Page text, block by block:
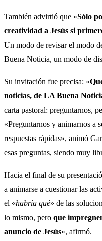
También advirtió que «Sólo
creatividad a Jesús si
Un modo de revisar el modo
Buena Noticia, un modo de
Su invitación fue precisa: «
noticias, de LA Buena
carta pastoral: preguntarnos,
«Preguntarnos y animarnos a
respuestas rápidas», animó
esas preguntas, siendo muy
Hacia el final de su
a animarse a cuestionar las
el «habría qué» de las
lo mismo, pero que
anuncio de Jesús«, afirmó.